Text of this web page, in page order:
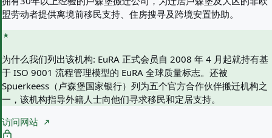
盟劳动者提供离境前移民支持、住房搜寻及跨境安置协助。
为什么我们列出该机构: EuRA 正式会员自 2008 年 4 月起就持有基
于 ISO 9001 流程管理模型的 EuRA 全球质量标志。还被
Spuerkeess（卢森堡国家银行）列为五个官方合作伙伴搬迁机构之
一，该机构指导外籍人士向他们寻求移民和定居支持。
访问网站